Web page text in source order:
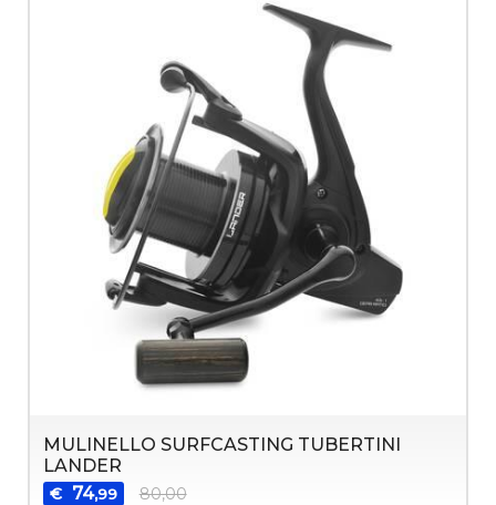
MULINELLO SURFCASTING TUBERTINI
LANDER
€ 74,99 80,00